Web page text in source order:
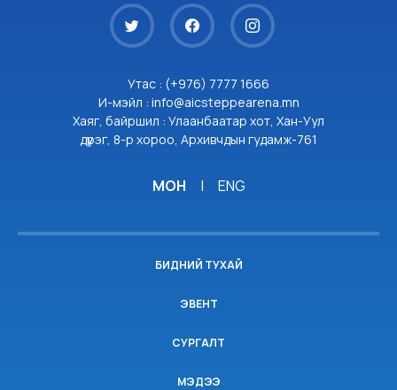
Утас : (+976) 7777 1666
И-мэйл : info@aicsteppearena.mn
Хаяг, байршил : Улаанбаатар хот, Хан-Уул
дүүрэг, 8-р хороо, Архивчдын гудамж-761
МОН | ENG
БИДНИЙ ТУХАЙ
ЭВЕНТ
СУРГАЛТ
МЭДЭЭ